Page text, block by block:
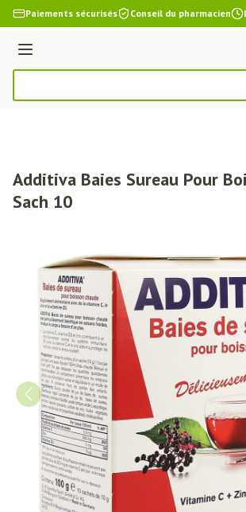
Aller au contenu
Paiements sécurisés Conseil du pharmacien
Menu
Additiva Baies Sureau Pour
Sach 10